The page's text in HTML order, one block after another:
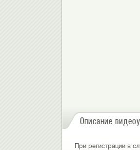
Описание
При регистрации в